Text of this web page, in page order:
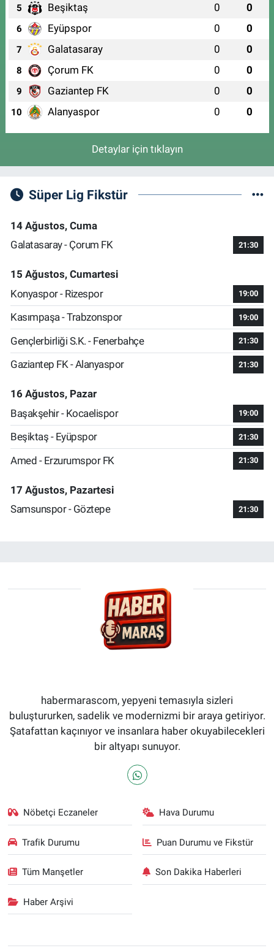
5 Beşiktaş 0 0
6 Eyüpspor 0 0
7 Galatasaray 0 0
8 Çorum FK 0 0
9 Gaziantep FK 0 0
10 Alanyaspor 0 0
Detaylar için tıklayın
Süper Lig Fikstür
14 Ağustos, Cuma
Galatasaray - Çorum FK
21:30
15 Ağustos, Cumartesi
Konyaspor - Rizespor
19:00
Kasımpaşa - Trabzonspor 19:00
Gençlerbirliği S.K. - Fenerbahçe 21:30
Gaziantep FK - Alanyaspor 21:30
16 Ağustos, Pazar
Başakşehir - Kocaelispor
19:00
Beşiktaş - Eyüpspor 21:30
Amed - Erzurumspor FK 21:30
17 Ağustos, Pazartesi
Samsunspor - Göztepe
21:30
habermarascom, yepyeni temasıyla sizleri
buluştururken, sadelik ve modernizmi bir araya getiriyor.
Şatafattan kaçınıyor ve insanlara haber okuyabilecekleri
bir altyapı sunuyor.
Nöbetçi Eczaneler Hava Durumu
Trafik Durumu Puan Durumu ve Fikstür
Tüm Manşetler Son Dakika Haberleri
Haber Arşivi